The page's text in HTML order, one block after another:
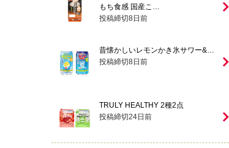
もち食感 国産こ…
投稿締切8日前
昔懐かしいレモンかき氷サワー&…
投稿締切8日前
TRULY HEALTHY 2種2点
投稿締切24日前